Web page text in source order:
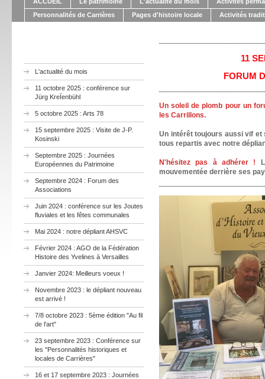
Personnalités de Carrières
Pages d'histoire locale Activités
L'actualité du mois
11 octobre 2025 : conférence sur
Jürg KreÏenbühl
5 octobre 2025 : Arts 78
15 septembre 2025 : Visite de J-P.
Kosinski
Septembre 2025 : Journées
Européennes du Patrimoine
Septembre 2024 : Forum des
Associations
Juin 2024 : conférence sur les Joutes
fluviales et les fêtes communales
Mai 2024 : notre dépliant AHSVC
Février 2024 : AGO de la Fédération
Histoire des Yvelines à Versailles
Janvier 2024: Meilleurs voeux !
Novembre 2023 : le dépliant nouveau
est arrivé !
7/8 octobre 2023 : 5ème édition "Au fil
de l'art"
23 septembre 2023 : Conférence sur
les "Personnalités historiques et
locales de Carrières"
16 et 17 septembre 2023 : Journées
11
FORUM
Un soleil de plomb pour un
les Carrillons.
Un intérêt toujours aussi vif et
tous repartis avec notre
N'hésitez pas à adhérer !
mouvementée derrière ses